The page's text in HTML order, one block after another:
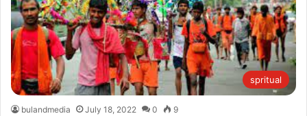
spritual
bulandmedia July 18, 2022 0 9